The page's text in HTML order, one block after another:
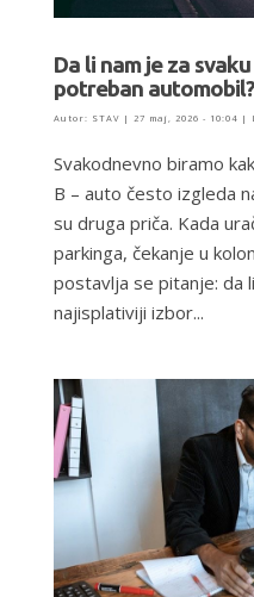
Da li nam je za
potreban automobil?
Autor: STAV| 27 maj, 2026 - 10:04|
Svakodnevno biramo
B – auto često izgleda
su druga priča. Kada
parkinga, čekanje u
postavlja se pitanje: da
najisplativiji izbor...